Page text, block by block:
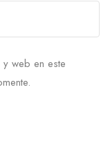
web en este